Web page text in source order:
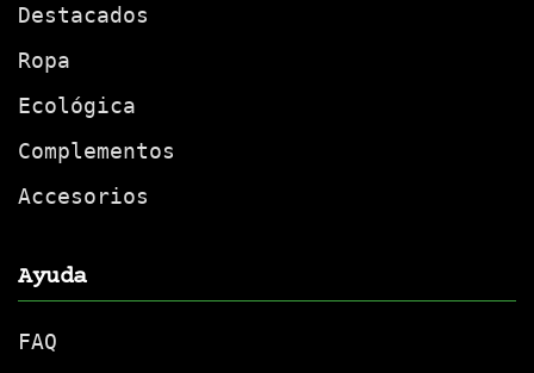
Destacados
Ropa
Ecológica
Complementos
Accesorios
Ayuda
FAQ